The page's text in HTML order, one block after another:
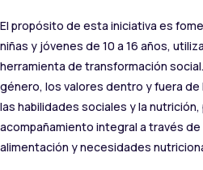
El propósito de esta iniciativa es
niñas y jóvenes de 10 a 16 años,
herramienta de transformación
género, los valores dentro y fuera de
las habilidades sociales y la
acompañamiento integral a través
alimentación y necesidades